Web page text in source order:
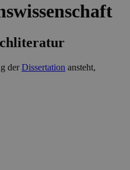
derDissertation ansteht,